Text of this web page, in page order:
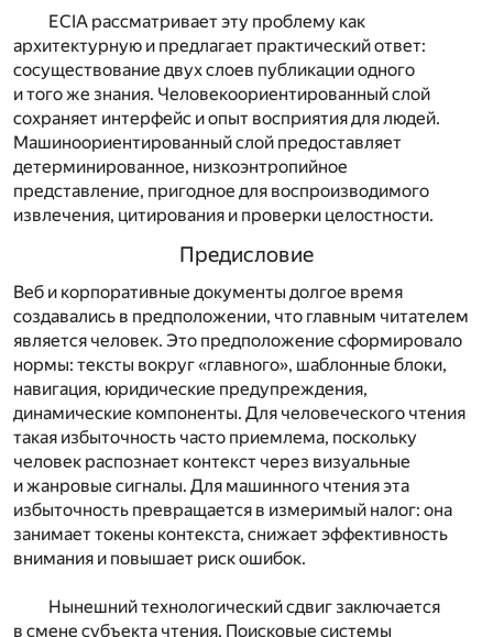
ECIA рассматривает эту проблему как
архитектурную и предлагает практический ответ:
сосуществование двух слоев публикации одного
и того же знания. Человекоориентированный слой
сохраняет интерфейс и опыт восприятия для людей.
Машиноориентированный слой предоставляет
детерминированное, низкоэнтропийное
представление, пригодное для воспроизводимого
извлечения, цитирования и проверки целостности.
Предисловие
Веб и корпоративные документы долгое время
создавались в предположении, что главным читателем
является человек. Это предположение сформировало
нормы: тексты вокруг «главного», шаблонные блоки,
навигация, юридические предупреждения,
динамические компоненты. Для человеческого чтения
такая избыточность часто приемлема, поскольку
человек распознает контекст через визуальные
и жанровые сигналы. Для машинного чтения эта
избыточность превращается в измеримый налог: она
занимает токены контекста, снижает эффективность
внимания и повышает риск ошибок.
Нынешний технологический сдвиг заключается
в смене субъекта чтения. Поисковые системы